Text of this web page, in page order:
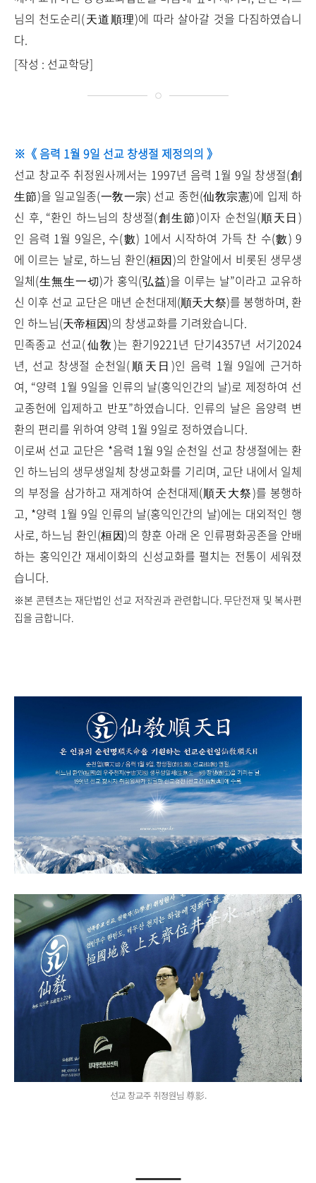
님의 천도순리(天道順理)에 따라 살아갈 것을 다짐하였습니
다.
[작성 : 선교학당]
※《 음력 1월 9일 선교 창생절 제정의의 》
선교 창교주 취정원사께서는 1997년 음력 1월 9일 창생절(創
生節)을 일교일종(一敎一宗) 선교 종헌(仙敎宗憲)에 입제 하
신 후, “환인 하느님의 창생절(創生節)이자 순천일(順天日)
인 음력 1월 9일은, 수(數) 1에서 시작하여 가득 찬 수(數) 9
에 이르는 날로, 하느님 환인(桓因)의 한알에서 비롯된 생무생
일체(生無生一切)가 홍익(弘益)을 이루는 날”이라고 교유하
신 이후 선교 교단은 매년 순천대제(順天大祭)를 봉행하며, 환
인 하느님(天帝桓因)의 창생교화를 기려왔습니다.
민족종교 선교(仙敎)는 환기9221년 단기4357년 서기2024
년, 선교 창생절 순천일(順天日)인 음력 1월 9일에 근거하
여, “양력 1월 9일을 인류의 날(홍익인간의 날)로 제정하여 선
교종헌에 입제하고 반포”하였습니다. 인류의 날은 음양력 변
환의 편리를 위하여 양력 1월 9일로 정하였습니다.
이로써 선교 교단은 *음력 1월 9일 순천일 선교 창생절에는 환
인 하느님의 생무생일체 창생교화를 기리며, 교단 내에서 일체
의 부정을 삼가하고 재계하여 순천대제(順天大祭)를 봉행하
고, *양력 1월 9일 인류의 날(홍익인간의 날)에는 대외적인 행
사로, 하느님 환인(桓因)의 향훈 아래 온 인류평화공존을 안배
하는 홍익인간 재세이화의 신성교화를 펼치는 전통이 세워졌
습니다.
※본 콘텐츠는 재단법인 선교 저작권과 관련합니다. 무단전재 및 복사편
집을 금합니다.
선교 창교주 취정원님 尊影.